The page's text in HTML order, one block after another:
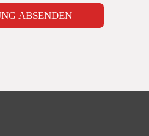
ABSENDEN